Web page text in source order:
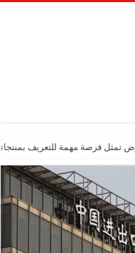
تمثل فرصة مهمة للتعريف